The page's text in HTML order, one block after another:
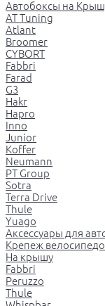
Автобоксы на
AT Tuning
Atlant
Broomer
CYBORT
Fabbri
Farad
G3
Hakr
Hapro
Inno
Junior
Koffer
Neumann
PT Group
Sotra
Terra Drive
Thule
Yuago
Аксессуары для
Крепеж
На крышу
Fabbri
Peruzzo
Thule